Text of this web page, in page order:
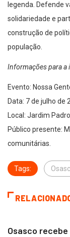
legenda. Defende
solidariedade e
construção de
população.
Informações para a
Evento: Nossa
Data: 7 de julho de
Local: Jardim
Público presente:
comunitárias.
Tags:
Osasco recebe